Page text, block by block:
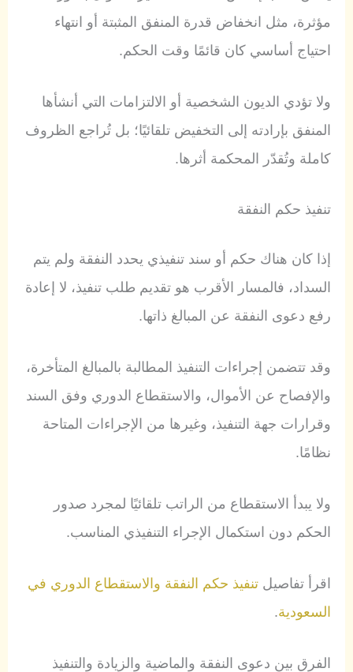
مؤثرة، مثل انخفاض قدرة المنفق المثبتة أو انتهاء
احتياج أساسي كان قائمًا وقت الحكم.
ولا تؤدي الديون الشخصية أو الالتزامات التي أنشأها
المنفق بإرادته إلى التخفيض تلقائيًا؛ بل تُراجع الظروف
كاملة وتُقدّر المحكمة أثرها.
تنفيذ حكم النفقة
إذا كان هناك حكم أو سند تنفيذي يحدد النفقة ولم يتم
السداد، فالمسار الأقرب هو تقديم طلب تنفيذ، لا إعادة
رفع دعوى النفقة عن المبالغ ذاتها.
وقد تتضمن إجراءات التنفيذ المطالبة بالمبالغ المتأخرة،
والإفصاح عن الأموال، والاستقطاع الدوري وفق السند
وقرارات جهة التنفيذ، وغيرها من الإجراءات المتاحة
نظامًا.
ولا يبدأ الاستقطاع من الراتب تلقائيًا لمجرد صدور
الحكم دون استكمال الإجراء التنفيذي المناسب.
اقرأ تفاصيل تنفيذ حكم النفقة والاستقطاع الدوري في
السعودية.
الفرق بين دعوى النفقة والماضية والزيادة والتنفيذ